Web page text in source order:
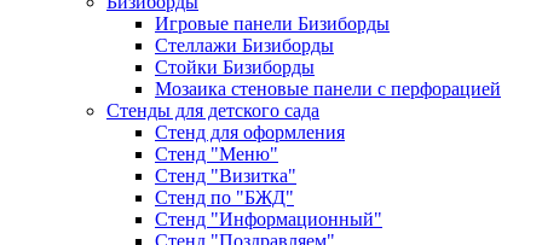
Игровые панели Бизиборды
Стеллажи Бизиборды
Стойки Бизиборды
Мозаика стеновые панели с перфорацией
Стенды для детского сада
Стенд для оформления
Стенд "Меню"
Стенд "Визитка"
Стенд по "БЖД"
Стенд "Информационный"
Стенд "Поздравляем"